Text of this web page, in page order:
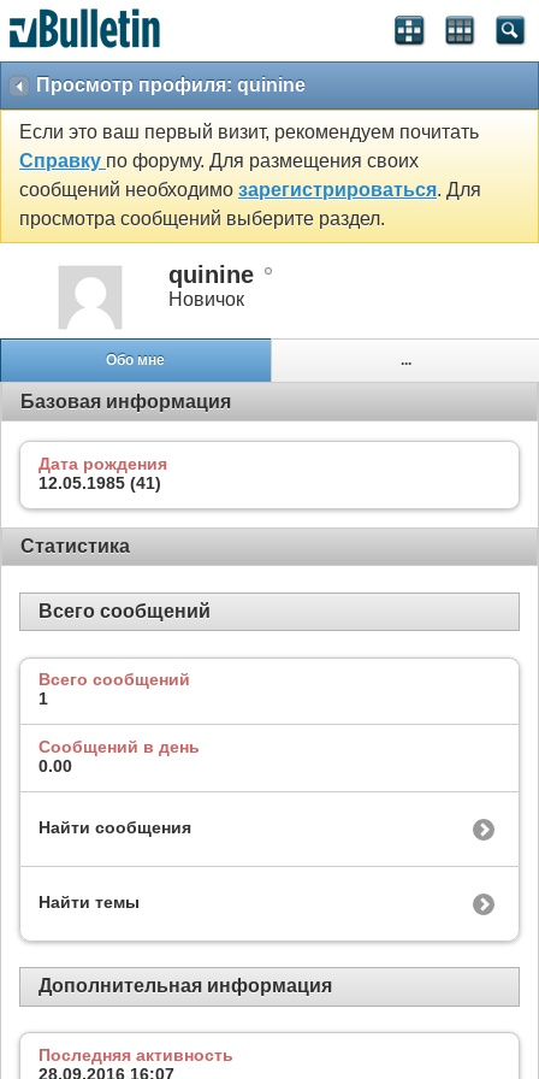
Просмотр профиля: quinine
Если это ваш первый визит, рекомендуем почитать
Справку по форуму. Для размещения своих
сообщений необходимо зарегистрироваться. Для
просмотра сообщений выберите раздел.
quinine
Новичок
Обо мне ...
Базовая информация
Дата рождения
12.05.1985 (41)
Статистика
Всего сообщений
Всего сообщений
1
Сообщений в день
0.00
Найти сообщения
Найти темы
Дополнительная информация
Последняя активность
28.09.2016 16:07